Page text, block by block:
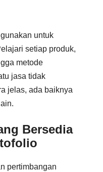
untuk
setiap produk,
metode
jasa tidak
jelas, ada baiknya
Bersedia
pertimbangan